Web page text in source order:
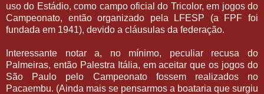
uso do Estádio, como campo oficial do Tricolor, em jogos do
Campeonato, então organizado pela LFESP (a FPF foi
fundada em 1941), devido a cláusulas da federação.
Interessante notar a, no mínimo, peculiar recusa do
Palmeiras, então Palestra Itália, em aceitar que os jogos do
São Paulo pelo Campeonato fossem realizados no
Pacaembu. (Ainda mais se pensarmos a boataria que surgiu